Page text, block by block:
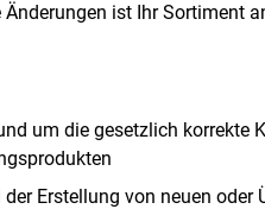
Skip to
ist Ihr Sortiment
um die gesetzlich korrekte
Erstellung von neuen